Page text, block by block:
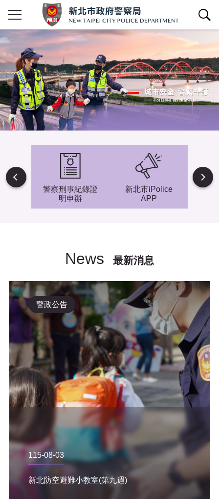
查詢區開關
難專
警察刑事紀錄證
明申辦
新北市iPolice
APP
小小
News 最新消息
警政公告
115-08-03
新北防空避難小教室(第九週)